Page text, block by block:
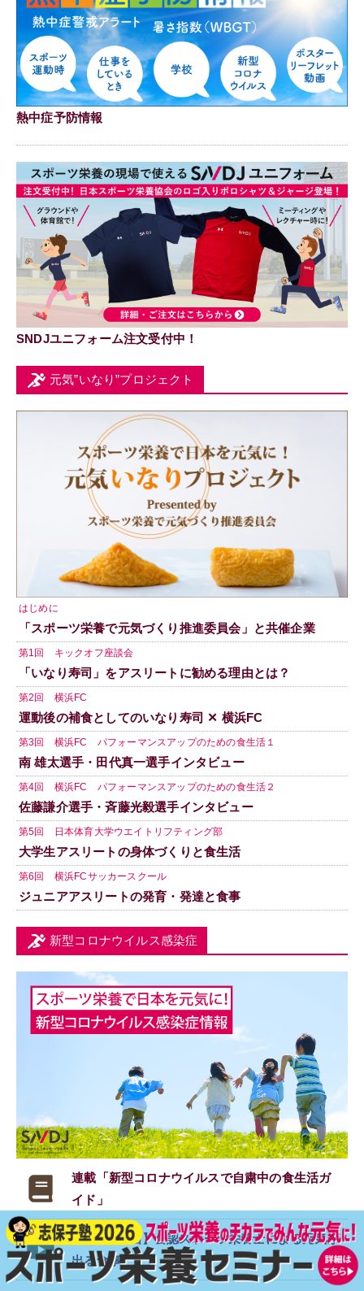
熱中症予防情報
SNDJユニフォーム注文受付中！
元気”いなり”プロジェクト
はじめに
「スポーツ栄養で元気づくり推進委員会」と共催企業
第1回 キックオフ座談会
「いなり寿司」をアスリートに勧める理由とは？
第2回 横浜FC
運動後の補食としてのいなり寿司 ✕ 横浜FC
第3回 横浜FC パフォーマンスアップのための食生活１
南 雄太選手・田代真一選手インタビュー
第4回 横浜FC パフォーマンスアップのための食生活２
佐藤謙介選手・斉藤光毅選手インタビュー
第5回 日本体育大学ウエイトリフティング部
大学生アスリートの身体づくりと食生活
第6回 横浜FCサッカースクール
ジュニアアスリートの発育・発達と食事
新型コロナウイルス感染症
連載「新型コロナウイルスで自粛中の食生活ガ
イド」
【SNDJ動画】公認スポーツ栄養士による元気が
出る食事